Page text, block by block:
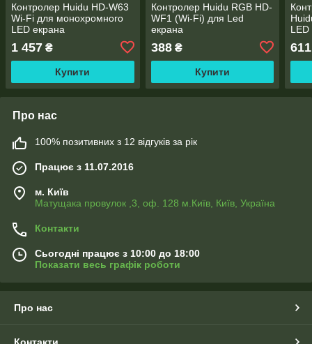
Контролер Huidu HD-W63
Wi-Fi для монохромного
LED екрана
1 457 ₴
Купити
Контролер Huidu RGB HD-
WF1 (Wi-Fi) для Led
екрана
388₴
Купити
LED
611
Про нас
100% позитивних з 12 відгуків за рік
Працює з 11.07.2016
м. Київ
Матущака провулок ,3, оф. 128 м.Київ, Київ, Україна
Контакти
Сьогодні працює з 10:00 до 18:00
Показати весь графік роботи
Про нас